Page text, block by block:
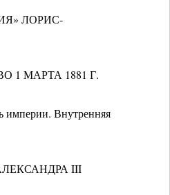
ЛОРИС-
1 МАРТА 1881 Г.
империи. Внутренняя
III